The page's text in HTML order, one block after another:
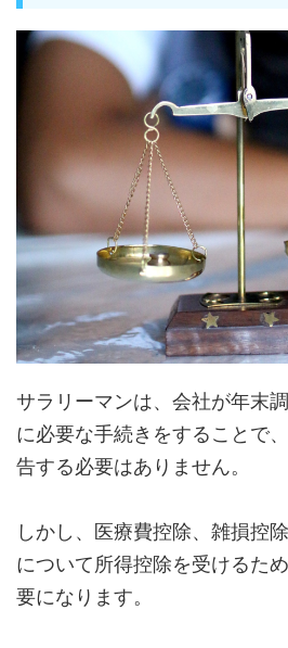
サラリーマンは、会社が年末
に必要な手続きをすることで
告する必要はありません。
しかし、医療費控除、雑損控
について所得控除を受けるた
要になります。